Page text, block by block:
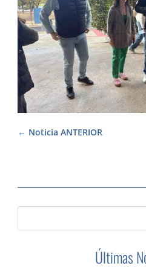
Noticia ANTERIOR
Últimas